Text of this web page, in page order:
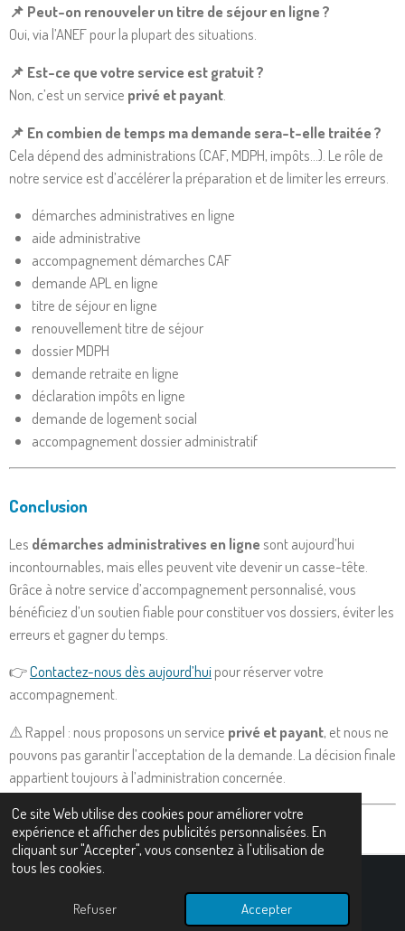
Ce site Web utilise des cookies pour améliorer votre
expérience et afficher des publicités personnalisées. En
cliquant sur "Accepter", vous consentez à l'utilisation de
tous les cookies.
Refuser Accepter
📌 Peut-on renouveler un titre de séjour en ligne ?
Oui, via l’ANEF pour la plupart des situations.
📌 Est-ce que votre service est gratuit ?
Non, c’est un service privé et payant
📌 En combien de temps ma demande sera-t-elle traitée ?
Cela dépend des administrations (CAF, MDPH, impôts…). Le rôle de
notre service est d’accélérer la préparation et de limiter les erreurs.
démarches administratives en ligne
aide administrative
accompagnement démarches CAF
demande APL en ligne
titre de séjour en ligne
renouvellement titre de séjour
dossier MDPH
demande retraite en ligne
déclaration impôts en ligne
demande de logement social
accompagnement dossier administratif
Conclusion
Les démarches administratives en lignesont aujourd’hui
incontournables, mais elles peuvent vite devenir un casse-tête.
Grâce à notre service d’accompagnement personnalisé, vous
bénéficiez d’un soutien fiable pour constituer vos dossiers, éviter les
erreurs et gagner du temps.
👉Contactez-nous dès aujourd’huipour réserver votre
accompagnement.
⚠️ Rappel : nous proposons un service privé et payant, et nous ne
pouvons pas garantir l’acceptation de la demande. La décision finale
appartient toujours à l’administration concernée.
Webador